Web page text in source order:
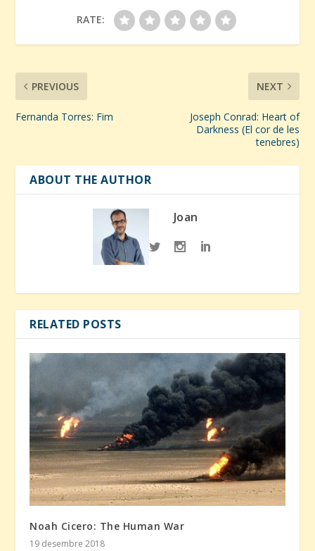
RATE:
PREVIOUS
Fernanda Torres: Fim
NEXT
Joseph Conrad: Heart of
Darkness (El cor de les
tenebres)
ABOUT THE AUTHOR
Joan
RELATED POSTS
Noah Cicero: The Human War
19 desembre 2018